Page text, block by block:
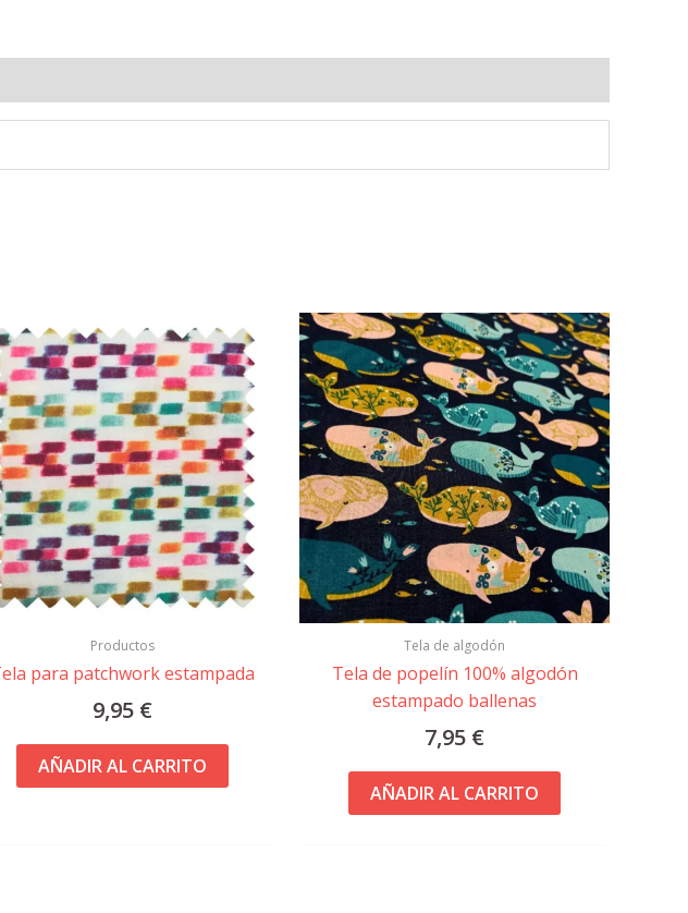
Productos
para patchwork estampada
9,95 €
AÑADIR AL CARRITO
Tela de algodón
Tela de popelín 100% algodón
estampado ballenas
7,95 €
AÑADIR AL CARRITO